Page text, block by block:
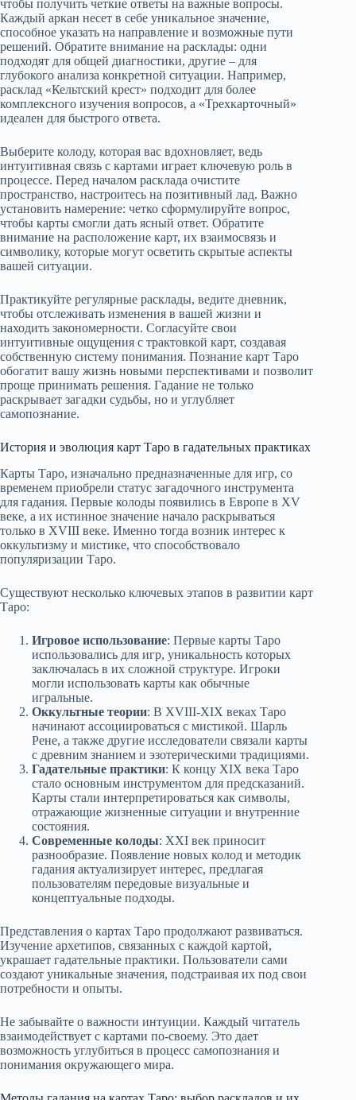
чтобы получить четкие ответы на важные вопросы.
Каждый аркан несет в себе уникальное значение,
способное указать на направление и возможные пути
решений. Обратите внимание на расклады: одни
подходят для общей диагностики, другие – для
глубокого анализа конкретной ситуации. Например,
расклад «Кельтский крест» подходит для более
комплексного изучения вопросов, а «Трехкарточный»
идеален для быстрого ответа.
Выберите колоду, которая вас вдохновляет, ведь
интуитивная связь с картами играет ключевую роль в
процессе. Перед началом расклада очистите
пространство, настроитесь на позитивный лад. Важно
установить намерение: четко сформулируйте вопрос,
чтобы карты смогли дать ясный ответ. Обратите
внимание на расположение карт, их взаимосвязь и
символику, которые могут осветить скрытые аспекты
вашей ситуации.
Практикуйте регулярные расклады, ведите дневник,
чтобы отслеживать изменения в вашей жизни и
находить закономерности. Согласуйте свои
интуитивные ощущения с трактовкой карт, создавая
собственную систему понимания. Познание карт Таро
обогатит вашу жизнь новыми перспективами и позволит
проще принимать решения. Гадание не только
раскрывает загадки судьбы, но и углубляет
самопознание.
История и эволюция карт Таро в гадательных практиках
Карты Таро, изначально предназначенные для игр, со
временем приобрели статус загадочного инструмента
для гадания. Первые колоды появились в Европе в XV
веке, а их истинное значение начало раскрываться
только в XVIII веке. Именно тогда возник интерес к
оккультизму и мистике, что способствовало
популяризации Таро.
Существуют несколько ключевых этапов в развитии карт
Таро:
Игровое использование: Первые карты Таро
использовались для игр, уникальность которых
заключалась в их сложной структуре. Игроки
могли использовать карты как обычные
игральные.
Оккультные теории: В XVIII-XIX веках Таро
начинают ассоциироваться с мистикой. Шарль
Рене, а также другие исследователи связали карты
с древним знанием и эзотерическими традициями.
Гадательные практики: К концу XIX века Таро
стало основным инструментом для предсказаний.
Карты стали интерпретироваться как символы,
отражающие жизненные ситуации и внутренние
состояния.
Современные колоды: XXI век приносит
разнообразие. Появление новых колод и методик
гадания актуализирует интерес, предлагая
пользователям передовые визуальные и
концептуальные подходы.
Представления о картах Таро продолжают развиваться.
Изучение архетипов, связанных с каждой картой,
украшает гадательные практики. Пользователи сами
создают уникальные значения, подстраивая их под свои
потребности и опыты.
Не забывайте о важности интуиции. Каждый читатель
взаимодействует с картами по-своему. Это дает
возможность углубиться в процесс самопознания и
понимания окружающего мира.